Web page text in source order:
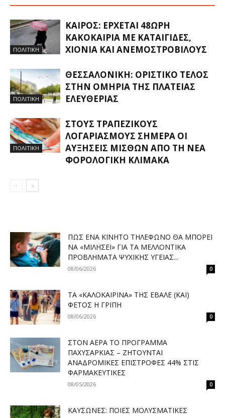
ΠΟΛΙΤΙΚΗ
ΚΑΙΡΌΣ: ΈΡΧΕΤΑΙ 48ΩΡΗ
ΚΑΚΟΚΑΙΡΊΑ ΜΕ ΚΑΤΑΙΓΊΔΕΣ,
ΧΙΌΝΙΑ ΚΑΙ ΑΝΕΜΟΣΤΡΌΒΙΛΟΥΣ
ΠΟΛΙΤΙΚΗ
ΘΕΣΣΑΛΟΝΊΚΗ: ΟΡΙΣΤΙΚΌ ΤΈΛΟΣ
ΣΤΗΝ ΟΜΗΡΊΑ ΤΗΣ ΠΛΑΤΕΊΑΣ
ΕΛΕΥΘΕΡΊΑΣ
ΠΟΛΙΤΙΚΗ
ΣΤΟΥΣ ΤΡΑΠΕΖΙΚΟΎΣ
ΛΟΓΑΡΙΑΣΜΟΎΣ ΣΉΜΕΡΑ ΟΙ
ΑΥΞΉΣΕΙΣ ΜΙΣΘΏΝ ΑΠΌ ΤΗ ΝΈΑ
ΦΟΡΟΛΟΓΙΚΉ ΚΛΊΜΑΚΑ
ΠΏΣ ΈΝΑ ΚΙΝΗΤΌ ΤΗΛΈΦΩΝΟ ΘΑ ΜΠΟΡΕΊ
ΝΑ «ΜΙΛΉΣΕΙ» ΓΙΑ ΤΑ ΜΕΛΛΟΝΤΙΚΆ
ΠΡΟΒΛΉΜΑΤΑ ΨΥΧΙΚΉΣ ΥΓΕΊΑΣ...
08/06/2026 0
ΤΑ «ΚΑΛΟΚΑΙΡΙΝΆ» ΤΗΣ ΈΒΑΛΕ (ΚΑΙ)
ΦΈΤΟΣ Η ΓΡΊΠΗ
08/06/2026 0
ΣΤΟΝ ΑΈΡΑ ΤΟ ΠΡΌΓΡΑΜΜΑ
ΠΑΧΥΣΑΡΚΊΑΣ – ΖΗΤΟΎΝΤΑΙ
ΑΝΑΔΡΟΜΙΚΈΣ ΕΠΙΣΤΡΟΦΈΣ 44% ΣΤΙΣ
ΦΑΡΜΑΚΕΥΤΙΚΈΣ
08/05/2026 0
ΚΑΎΣΩΝΕΣ: ΠΟΙΕΣ ΜΟΛΥΣΜΑΤΙΚΈΣ